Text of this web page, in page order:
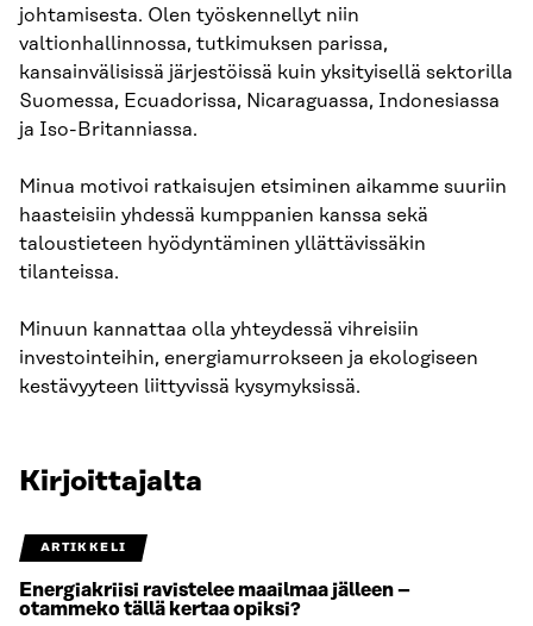
johtamisesta. Olen työskennellyt niin
valtionhallinnossa, tutkimuksen parissa,
kansainvälisissä järjestöissä kuin yksityisellä sektorilla
Suomessa, Ecuadorissa, Nicaraguassa, Indonesiassa
ja Iso-Britanniassa.
Minua motivoi ratkaisujen etsiminen aikamme suuriin
haasteisiin yhdessä kumppanien kanssa sekä
taloustieteen hyödyntäminen yllättävissäkin
tilanteissa.
Minuun kannattaa olla yhteydessä vihreisiin
investointeihin, energiamurrokseen ja ekologiseen
kestävyyteen liittyvissä kysymyksissä.
Kirjoittajalta
ARTIKKELI
Energiakriisi ravistelee maailmaa jälleen –
otammeko tällä kertaa opiksi?